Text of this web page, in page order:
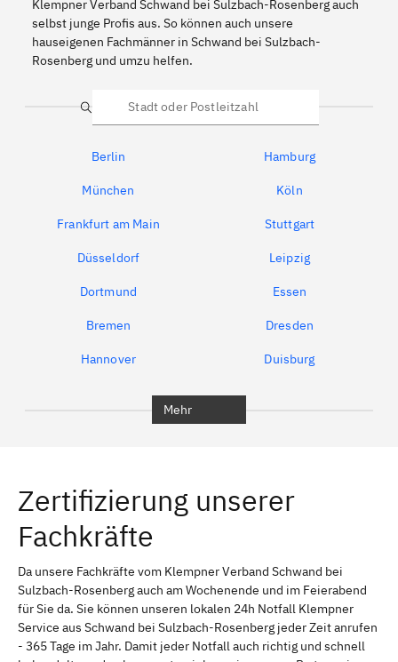
Klempner Verband Schwand bei Sulzbach-Rosenberg auch
selbst junge Profis aus. So können auch unsere
hauseigenen Fachmänner in Schwand bei Sulzbach-
Rosenberg und umzu helfen.
Suche
Berlin Hamburg
München Köln
Frankfurt am Main Stuttgart
Düsseldorf Leipzig
Dortmund Essen
Bremen Dresden
Hannover Duisburg
Erlangen Bamberg
Bayreuth
Schweinfurt Passau
Freising Rudelsdorf, Mittelfranken
Mehr
Zertifizierung unserer
Fachkräfte
Da unsere Fachkräfte vom Klempner Verband Schwand bei
Sulzbach-Rosenberg auch am Wochenende und im Feierabend
für Sie da. Sie können unseren lokalen 24h Notfall Klempner
Service aus Schwand bei Sulzbach-Rosenberg jeder Zeit anrufen
- 365 Tage im Jahr. Damit jeder Notfall auch richtig und schnell